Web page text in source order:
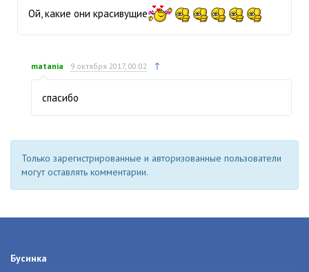
Ой, какие они красивущие
matania 9 октября 2017, 00:02 ↑
спасибо
Только зарегистрированные и авторизованные пользователи
могут оставлять комментарии.
Бусинка